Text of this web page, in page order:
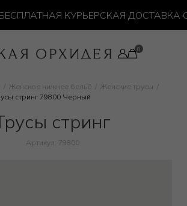
КУРЬЕРСКАЯ ДОСТАВКА ОТ
Женское нижнее бельё
Женские трусы
стринг 79800 Черный
стринг
Артикул: 79800